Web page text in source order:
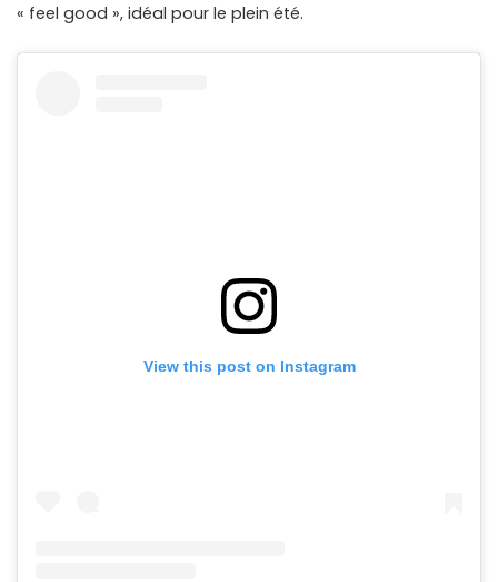
« feel good », idéal pour le plein été.
View this post on Instagram